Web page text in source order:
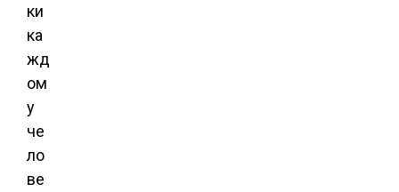
ки
ка
жд
ом
у
че
ло
ве